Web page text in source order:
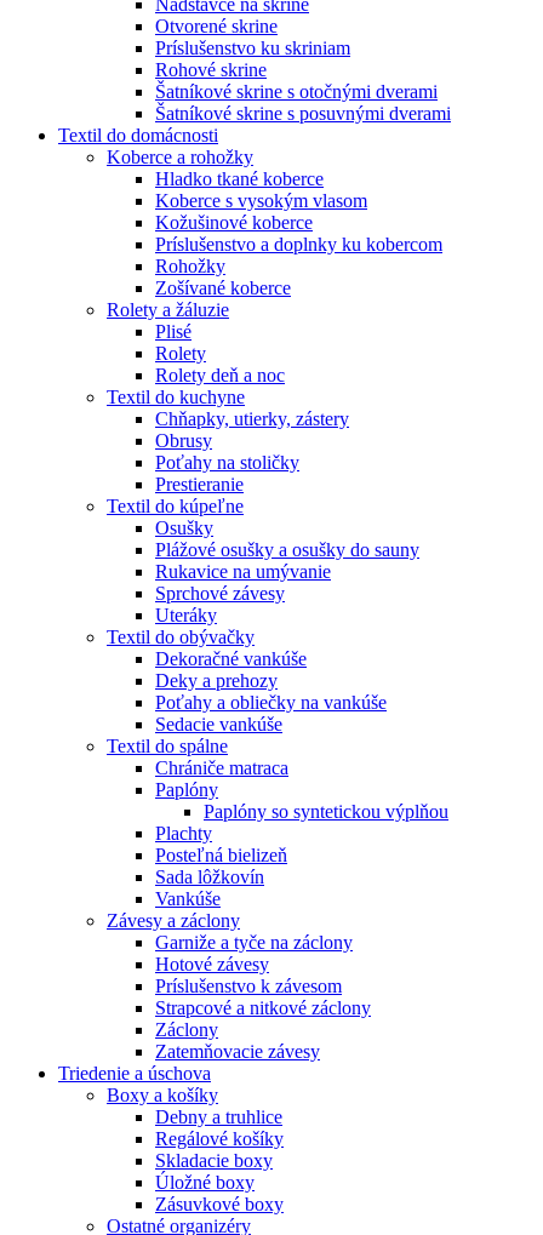
Otvorené skrine
Príslušenstvo ku skriniam
Rohové skrine
Šatníkové skrine s otočnými dverami
Šatníkové skrine s posuvnými dverami
Textil do domácnosti
Koberce a rohožky
Hladko tkané koberce
Koberce s vysokým vlasom
Kožušinové koberce
Príslušenstvo a doplnky ku kobercom
Rohožky
Zošívané koberce
Rolety a žáluzie
Plisé
Rolety
Rolety deň a noc
Textil do kuchyne
Chňapky, utierky, zástery
Obrusy
Poťahy na stoličky
Prestieranie
Textil do kúpeľne
Osušky
Plážové osušky a osušky do sauny
Rukavice na umývanie
Sprchové závesy
Uteráky
Textil do obývačky
Dekoračné vankúše
Deky a prehozy
Poťahy a obliečky na vankúše
Sedacie vankúše
Textil do spálne
Chrániče matraca
Paplóny
Paplóny so syntetickou výplňou
Plachty
Posteľná bielizeň
Sada lôžkovín
Vankúše
Závesy a záclony
Garniže a tyče na záclony
Hotové závesy
Príslušenstvo k závesom
Strapcové a nitkové záclony
Záclony
Zatemňovacie závesy
Triedenie a úschova
Boxy a košíky
Debny a truhlice
Regálové košíky
Skladacie boxy
Úložné boxy
Zásuvkové boxy
Ostatné organizéry